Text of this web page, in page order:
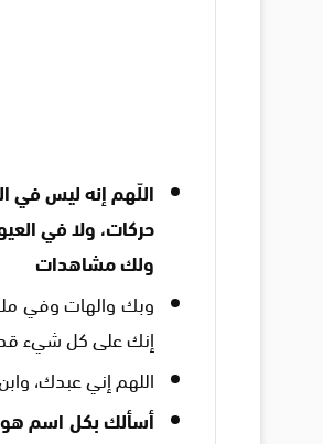
اللّهم إنه ليس في
حركات، ولا في
ولك مشاهدات
وبك والهات وفي
إنك على كل شيء
اللهم إني عبدك،
أسألك بكل اسم هو